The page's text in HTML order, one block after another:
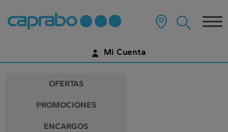
Promociones
y
descuentos
en
nuestros
supermercados
contenido
página
Mi Cuenta
¿AÚN NO TIENES UNA CUENTA DIGITAL?
OFERTAS
PROMOCIONES
ENCARGOS